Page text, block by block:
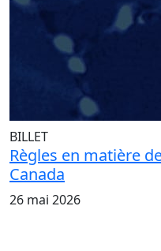
BILLET
Règles en matière
Canada
26 mai 2026